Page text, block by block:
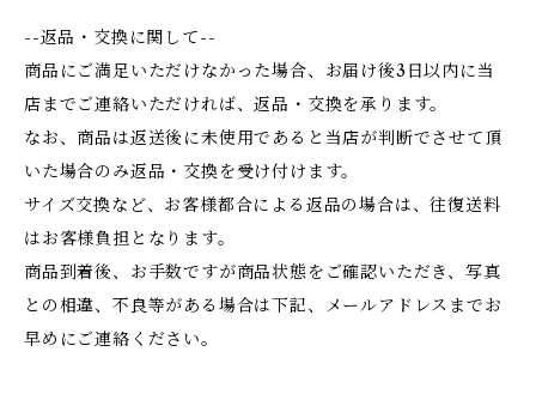
--返品・交換に関して--
商品にご満足いただけなかった場合、お届け後3日以内に当
店までご連絡いただければ、返品・交換を承ります。
なお、商品は返送後に未使用であると当店が判断でさせて頂
いた場合のみ返品・交換を受け付けます。
サイズ交換など、お客様都合による返品の場合は、往復送料
はお客様負担となります。
商品到着後、お手数ですが商品状態をご確認いただき、写真
との相違、不良等がある場合は下記、メールアドレスまでお
早めにご連絡ください。